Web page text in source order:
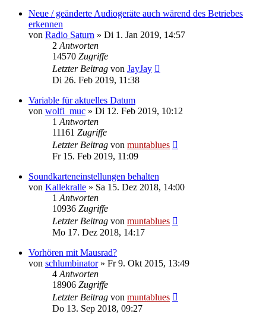
Neue / geänderte Audiogeräte auch wärend des Betriebes
erkennen
von Radio Saturn » Di 1. Jan 2019, 14:57
2 Antworten
14570 Zugriffe
Letzter Beitrag von JayJay
Di 26. Feb 2019, 11:38
Variable für aktuelles Datum
von wolfi_muc » Di 12. Feb 2019, 10:12
1 Antworten
11161 Zugriffe
Letzter Beitrag von muntablues
Fr 15. Feb 2019, 11:09
Soundkarteneinstellungen behalten
von Kallekralle » Sa 15. Dez 2018, 14:00
1 Antworten
10936 Zugriffe
Letzter Beitrag von muntablues
Mo 17. Dez 2018, 14:17
Vorhören mit Mausrad?
von schlumbinator» Fr 9. Okt 2015, 13:49
4 Antworten
18906 Zugriffe
Letzter Beitrag von muntablues
Do 13. Sep 2018, 09:27